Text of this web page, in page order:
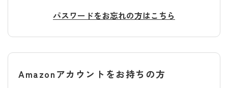
パスワードをお忘れの方はこちら
Amazonアカウントをお持ちの方